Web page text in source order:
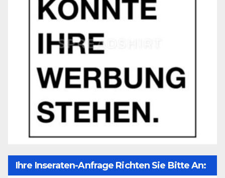
Ihre Inseraten-Anfrage Richten Sie Bitte An: